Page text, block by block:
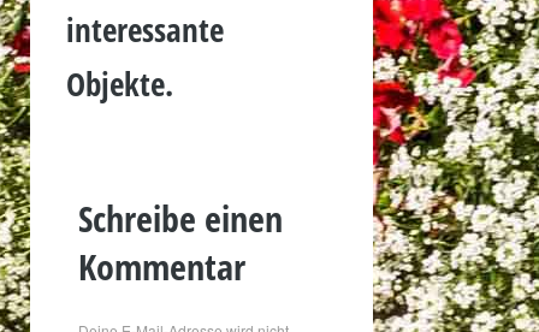
interessante
Objekte.
Schreibe einen
Kommentar